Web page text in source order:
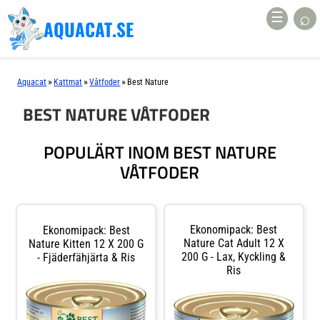
AQUACAT.SE ☰ ⌕
Aquacat » Kattmat »Våtfoder » Best Nature
BEST NATURE VÅTFODER
POPULÄRT INOM BEST NATURE
VÅTFODER
Ekonomipack: Best
Nature Kitten 12 X 200 G
- Fjäderfähjärta & Ris
Ekonomipack: Best
Nature Cat Adult 12 X
200 G - Lax, Kyckling &
Ris